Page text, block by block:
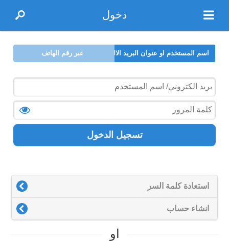
دخول
اسم المستخدم او عنوان البريد الالكتروني عبر رقم الهاتف
تسجيل الدخول
استعادة كلمة السر
انشاء حساب
او